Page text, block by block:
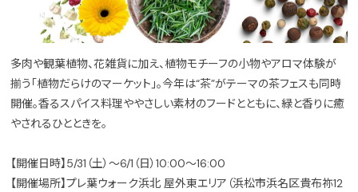
多肉や観葉植物、花雑貨に加え、植物モチーフの小物やアロマ体験が
揃う「植物だらけのマーケット」。今年は“茶”がテーマの茶フェスも同時
開催。香るスパイス料理ややさしい素材のフードとともに、緑と香りに癒
やされるひとときを。
【開催日時】5/31（土）～6/1（日）10:00～16:00
【開催場所】プレ葉ウォーク浜北 屋外東エリア（浜松市浜名区貴布祢12